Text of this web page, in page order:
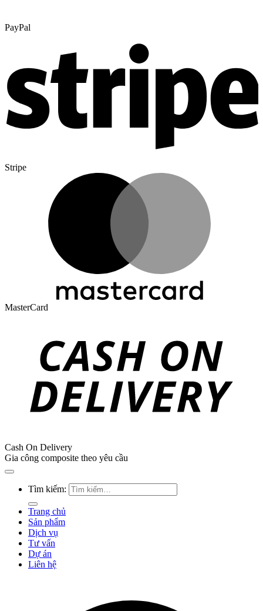
PayPal
Stripe
MasterCard
Cash On Delivery
Gia công composite theo yêu cầu
Tìm kiếm:
Trang chủ
Sản phẩm
Dịch vụ
Tư vấn
Dự án
Liên hệ